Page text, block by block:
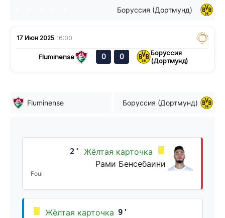
Боруссия (Дортмунд)
17 Июн 2025 16:00
Fluminense 0 0
Боруссия
(Дортмунд)
Fluminense Боруссия (Дортмунд)
2'
Жёлтая карточка
Рами Бенсебаини
Foul
Жёлтая карточка 9'